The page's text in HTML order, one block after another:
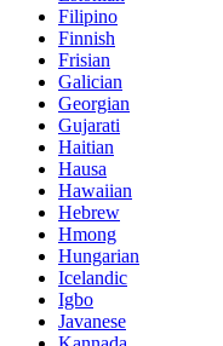
Filipino
Finnish
Frisian
Galician
Georgian
Gujarati
Haitian
Hausa
Hawaiian
Hebrew
Hmong
Hungarian
Icelandic
Igbo
Javanese